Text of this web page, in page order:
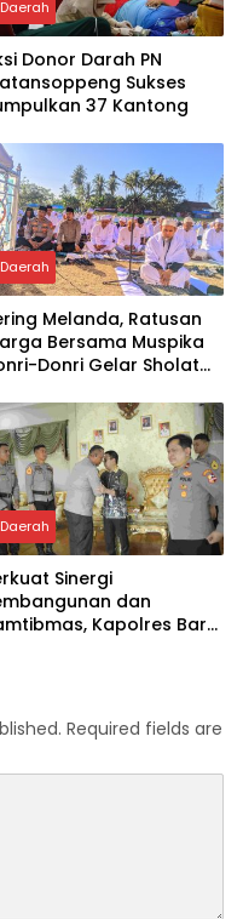
Daerah
Donor Darah PN
Sukses
37 Kantong
Daerah
Melanda, Ratusan
Bersama Muspika
Donri Gelar Sholat
Daerah
Sinergi
dan
Kapolres Baru
Required fields are